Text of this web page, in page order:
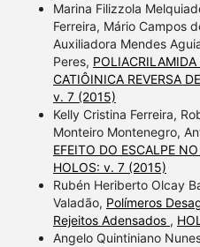
Marina Filizzola
Ferreira, Mário Campos
Auxiliadora Mendes
Peres,
CATIÔINICA REVERSA
v. 7 (2015)
Kelly Cristina Ferreira,
Monteiro Montenegro,
EFEITO DO ESCALPE
HOLOS: v. 7 (2015)
Rubén Heriberto Olcay
Valadão, Polímeros
Rejeitos Adensados ,
Angelo Quintiniano